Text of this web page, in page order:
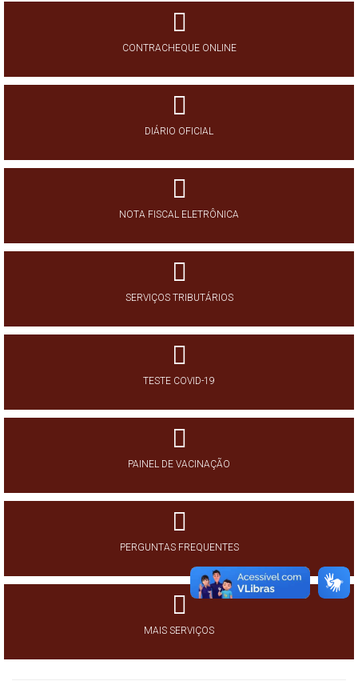
CONTRACHEQUE ONLINE
DIÁRIO OFICIAL
NOTA FISCAL ELETRÔNICA
SERVIÇOS TRIBUTÁRIOS
TESTE COVID-19
PAINEL DE VACINAÇÃO
PERGUNTAS FREQUENTES
MAIS SERVIÇOS